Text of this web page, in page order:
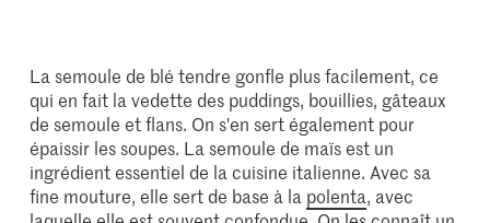
La semoule de blé tendre gonfle plus facilement, ce
qui en fait la vedette des puddings, bouillies, gâteaux
de semoule et flans. On s'en sert également pour
épaissir les soupes. La semoule de maïs est un
ingrédient essentiel de la cuisine italienne. Avec sa
fine mouture, elle sert de base à la polenta, avec